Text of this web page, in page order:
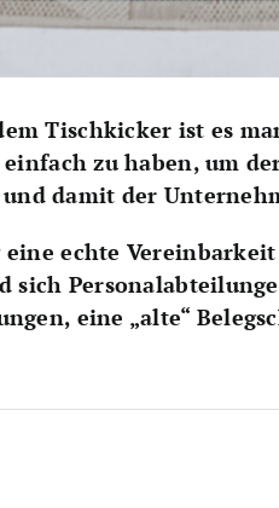
Tischkicker ist es
zu haben, um
damit der
echte
sich
eine „alte“